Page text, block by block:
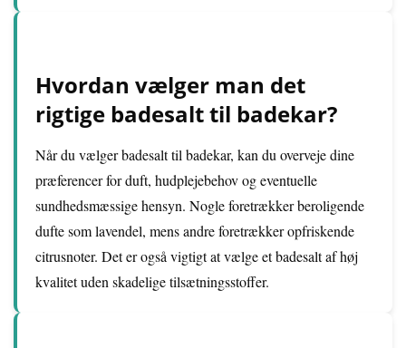
Hvordan vælger man det
rigtige badesalt til badekar?
Når du vælger badesalt til badekar, kan du overveje dine
præferencer for duft, hudplejebehov og eventuelle
sundhedsmæssige hensyn. Nogle foretrækker beroligende
dufte som lavendel, mens andre foretrækker opfriskende
citrusnoter. Det er også vigtigt at vælge et badesalt af høj
kvalitet uden skadelige tilsætningsstoffer.